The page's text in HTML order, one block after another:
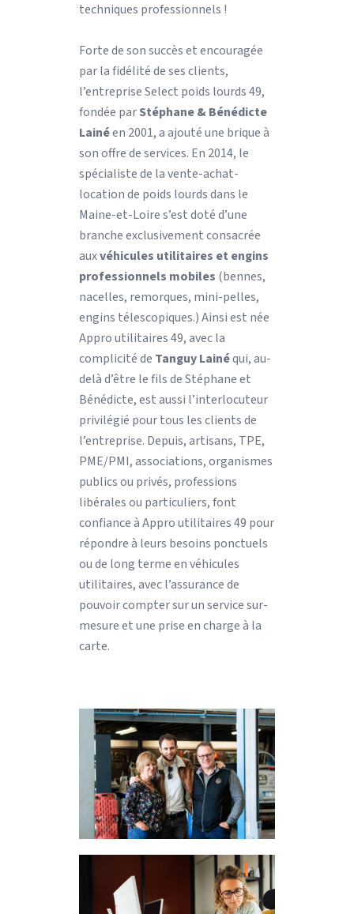
techniques professionnels !
Forte de son succès et encouragée
par la fidélité de ses clients,
l’entreprise Select poids lourds 49,
fondée parStéphane & Bénédicte
Lainéen 2001, a ajouté une brique à
son offre de services. En 2014, le
spécialiste de la vente-achat-
location de poids lourds dans le
Maine-et-Loire s’est doté d’une
branche exclusivement consacrée
auxvéhicules utilitaires et engins
professionnels mobiles (bennes,
nacelles, remorques, mini-pelles,
engins télescopiques.) Ainsi est née
Appro utilitaires 49, avec la
complicité de Tanguy Lainéqui, au-
delà d’être le fils de Stéphane et
Bénédicte, est aussi l’interlocuteur
privilégié pour tous les clients de
l’entreprise. Depuis, artisans, TPE,
PME/PMI, associations, organismes
publics ou privés, professions
libérales ou particuliers, font
confiance à Appro utilitaires 49 pour
répondre à leurs besoins ponctuels
ou de long terme en véhicules
utilitaires, avec l’assurance de
pouvoir compter sur un service sur-
mesure et une prise en charge à la
carte.